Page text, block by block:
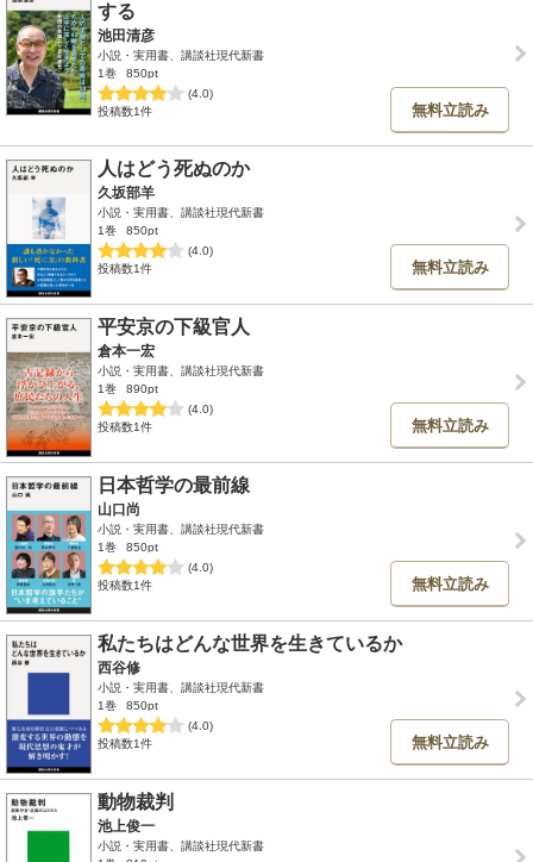
する
池田清彦
小説・実用書、講談社現代新書
1巻
850pt
(4.0)
投稿数1件
無料立読み
人はどう死ぬのか
久坂部羊
小説・実用書、講談社現代新書
1巻
850pt
(4.0)
投稿数1件
無料立読み
平安京の下級官人
倉本一宏
小説・実用書、講談社現代新書
1巻
890pt
(4.0)
投稿数1件
無料立読み
日本哲学の最前線
山口尚
小説・実用書、講談社現代新書
1巻
850pt
(4.0)
投稿数1件
無料立読み
私たちはどんな世界を生きているか
西谷修
小説・実用書、講談社現代新書
1巻
850pt
(4.0)
投稿数1件
無料立読み
動物裁判
池上俊一
小説・実用書、講談社現代新書